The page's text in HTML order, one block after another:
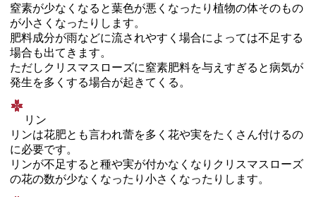
窒素が少なくなると葉色が悪くなったり植物の体そのもの
が小さくなったりします。
肥料成分が雨などに流されやすく場合によっては不足する
場合も出てきます。
ただしクリスマスローズに窒素肥料を与えすぎると病気が
発生を多くする場合が起きてくる。
リン
リンは花肥とも言われ蕾を多く花や実をたくさん付けるの
に必要です。
リンが不足すると種や実が付かなくなりクリスマスローズ
の花の数が少なくなったり小さくなったりします。